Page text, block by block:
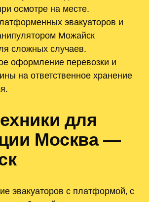
осмотре на месте.
эвакуаторов и
Можайск
сложных случаев.
оформление перевозки и
на ответственное хранение
для
Москва —
эвакуаторов с платформой‚ с